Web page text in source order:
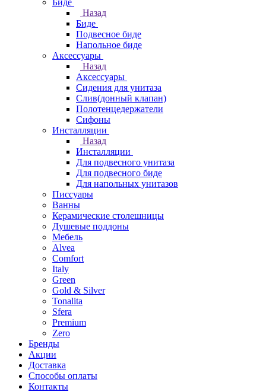
Биде
Назад
Биде
Подвесное биде
Напольное биде
Аксессуары
Назад
Аксессуары
Сидения для унитаза
Слив(донный клапан)
Полотенцедержатели
Сифоны
Инсталляции
Назад
Инсталляции
Для подвесного унитаза
Для подвесного биде
Для напольных унитазов
Писсуары
Ванны
Керамические столешницы
Душевые поддоны
Мебель
Alvea
Comfort
Italy
Green
Gold & Silver
Tonalita
Sfera
Premium
Zero
Бренды
Акции
Доставка
Способы оплаты
Контакты